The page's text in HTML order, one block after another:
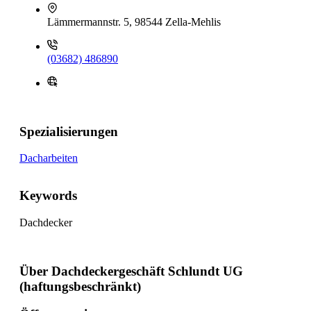
Lämmermannstr. 5, 98544 Zella-Mehlis
(03682) 486890
Spezialisierungen
Dacharbeiten
Keywords
Dachdecker
Über Dachdeckergeschäft Schlundt UG
(haftungsbeschränkt)